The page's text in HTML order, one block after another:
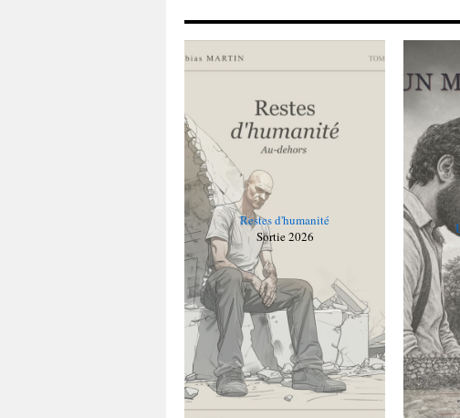
Restes d'humanité
Sortie 2026